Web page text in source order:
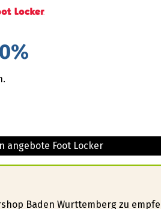
angebote Foot Locker
Baden Wurttemberg zu